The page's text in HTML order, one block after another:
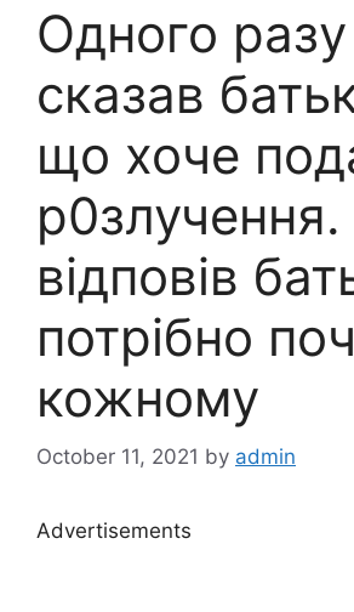
Одного
сказав
що хоче
відповів
потpібно
кожному
October 11, 2021 by admin
Advertisements